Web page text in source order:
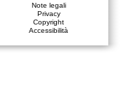
Note legali
Privacy
Copyright
Accessibilità